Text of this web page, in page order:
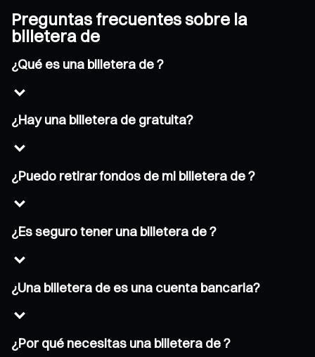
Preguntas frecuentes sobre la
billetera de
¿Qué es una billetera de ?
¿Hay una billetera de gratuita?
¿Puedo retirar fondos de mi billetera de ?
¿Es seguro tener una billetera de ?
¿Una billetera de es una cuenta bancaria?
¿Por qué necesitas una billetera de ?